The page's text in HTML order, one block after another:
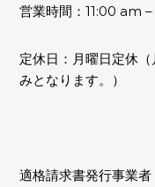
営業時間：11:00 am
定休日：月曜日定休
みとなります。）
適格請求書発行事業者